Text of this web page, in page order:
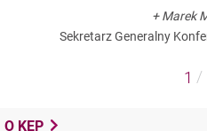
+ Marek
Sekretarz Generalny
1 /
O KEP